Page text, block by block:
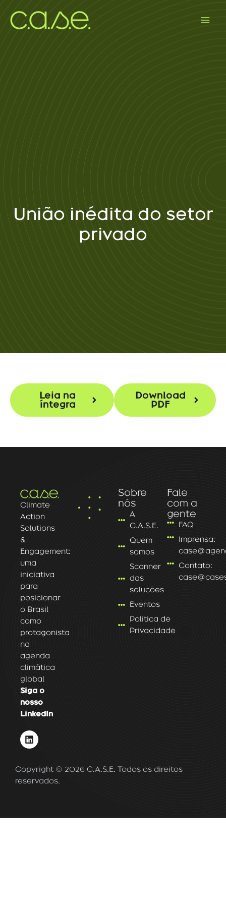
para
União inédita do setor
privado
Leia na
íntegra
Download
PDF
Climate
Action
Solutions
&
Engagement:
uma
iniciativa
para
posicionar
o Brasil
como
protagonista
na
agenda
climática
global
Siga o
nosso
LinkedIn
L
i
e
d
Sobre
nós
A
C.A.S.E.
Quem
somos
Scanner
das
soluções
Eventos
Politica de
Privacidade
Fale
com a
gente
FAQ
Imprensa:
Contato:
Copyright © 2026 C.A.S.E. Todos os direitos
reservados.